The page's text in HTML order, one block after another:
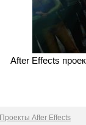
After Effects
Проекты After Effects